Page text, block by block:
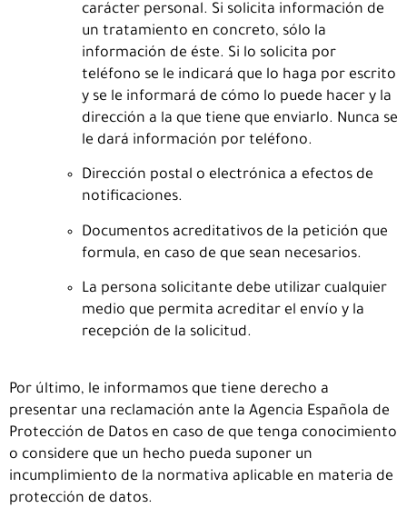
carácter personal. Si solicita información de
un tratamiento en concreto, sólo la
información de éste. Si lo solicita por
teléfono se le indicará que lo haga por escrito
y se le informará de cómo lo puede hacer y la
dirección a la que tiene que enviarlo. Nunca se
le dará información por teléfono.
Dirección postal o electrónica a efectos de
notificaciones.
Documentos acreditativos de la petición que
formula, en caso de que sean necesarios.
La persona solicitante debe utilizar cualquier
medio que permita acreditar el envío y la
recepción de la solicitud.
Por último, le informamos que tiene derecho a
presentar una reclamación ante la Agencia Española de
Protección de Datos en caso de que tenga conocimiento
o considere que un hecho pueda suponer un
incumplimiento de la normativa aplicable en materia de
protección de datos.